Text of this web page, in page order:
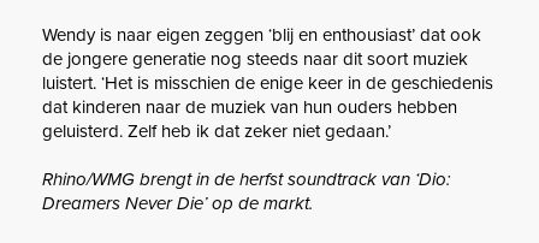
Wendy is naar eigen zeggen ‘blij en enthousiast’ dat ook
de jongere generatie nog steeds naar dit soort muziek
luistert. ‘Het is misschien de enige keer in de geschiedenis
dat kinderen naar de muziek van hun ouders hebben
geluisterd. Zelf heb ik dat zeker niet gedaan.’
Rhino/WMG brengt in de herfst soundtrack van ‘Dio:
Dreamers Never Die’ op de markt.